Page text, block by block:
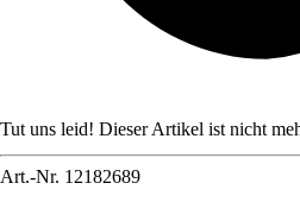
Tut uns leid! Dieser Artikel ist nicht
Art.-Nr. 12182689